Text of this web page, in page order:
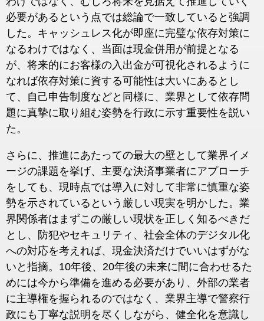
必要があるという点では総論で一致していると強調
した。キャッシュレス化が即座に完璧な依存対策に
なるわけではなく、当面は現金併用が前提となる
が、将来的にお客様の入出金が可視化されるように
なれば依存対策に資する可能性は大いにあるとし
て、自己申告制度などと同様に、業界として依存問
題に真摯に取り組む姿勢を行政に示す重要性を説い
た。
さらに、推進にあたっての最大の壁として業界イメ
ージの課題を挙げ、主要な決済事業者にアプローチ
をしても、現時点では導入に対して非常に慎重な姿
勢を示されているという厳しい現実を明かした。業
界関係者はまずこの厳しい現状を正しく知るべきだ
とし、防犯やセキュリティ、社会全体のデジタル化
への対応を考えれば、現金決済だけでいいはずがな
いと指摘。10年後、20年後の未来に間に合わせるた
めには今から準備を進める必要があり、外部の業者
に主導権を握られるのではなく、業界主導で警察行
政にも丁寧な説明を尽くしながら、健全化を意識し